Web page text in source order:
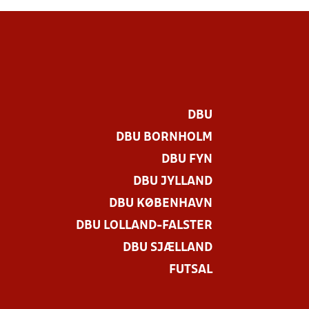
DBU
DBU BORNHOLM
DBU FYN
DBU JYLLAND
DBU KØBENHAVN
DBU LOLLAND-FALSTER
DBU SJÆLLAND
FUTSAL